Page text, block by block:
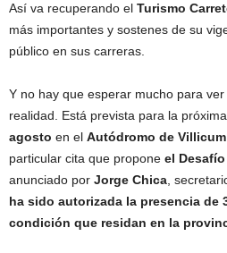
Así va recuperando el Turismo
más importantes y sostenes de su
público en sus carreras.
Y no hay que esperar mucho para
realidad. Está prevista para la
agosto en el Autódromo de Villicum
particular cita que propone el
anunciado por Jorge Chica ,
ha sido autorizada la presencia de
condición que residan en la